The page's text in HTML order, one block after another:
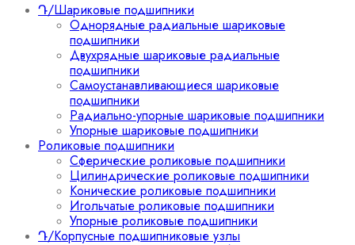
Դ/Шариковые подшипники
Однорядные радиальные шариковые
подшипники
Двухрядные шариковые радиальные
подшипники
Самоустанавливающиеся шариковые
подшипники
Радиально-упорные шариковые подшипники
Упорные шариковые подшипники
Роликовые подшипники
Сферические роликовые подшипники
Цилиндрические роликовые подшипники
Конические роликовые подшипники
Игольчатые роликовые подшипники
Упорные роликовые подшипники
Դ/Корпусные подшипниковые узлы